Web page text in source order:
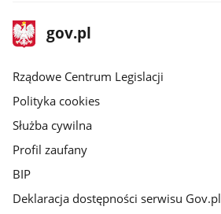
stopka
gov.plStrona
gov.pl
Rządowe Centrum Legislacji
Polityka cookies
Służba cywilna
Profil zaufany
BIP
Deklaracja dostępności serwisu Gov.pl